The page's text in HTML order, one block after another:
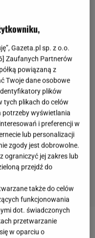
(i właśnie wraca)
Gazeta.pl sp. z o.o.
] Zaufanych Partnerów
powiązaną z
Twoje dane osobowe
plików
tych plikach do celów
potrzeby wyświetlania
i preferencji w
lub personalizacji
zgody jest dobrowolne.
ograniczyć jej zakres lub
przejdź do
także do celów
funkcjonowania
dot. świadczonych
przetwarzanie
w oparciu o